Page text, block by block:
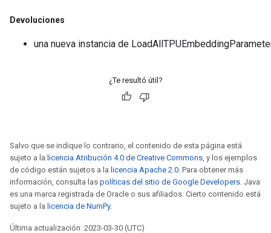
Devoluciones
una nueva instancia de
¿Te resultó útil?
Salvo que se indique lo contrario, el contenido de esta página está
sujeto a la licencia Atribución 4.0 de Creative Commons, y los ejemplos
de código están sujetos a la licencia Apache 2.0. Para obtener más
información, consulta las políticas del sitio de Google Developers. Java
es una marca registrada de Oracle o sus afiliados. Cierto contenido está
sujeto a la licencia de NumPy.
Última actualización: 2023-03-30 (UTC)